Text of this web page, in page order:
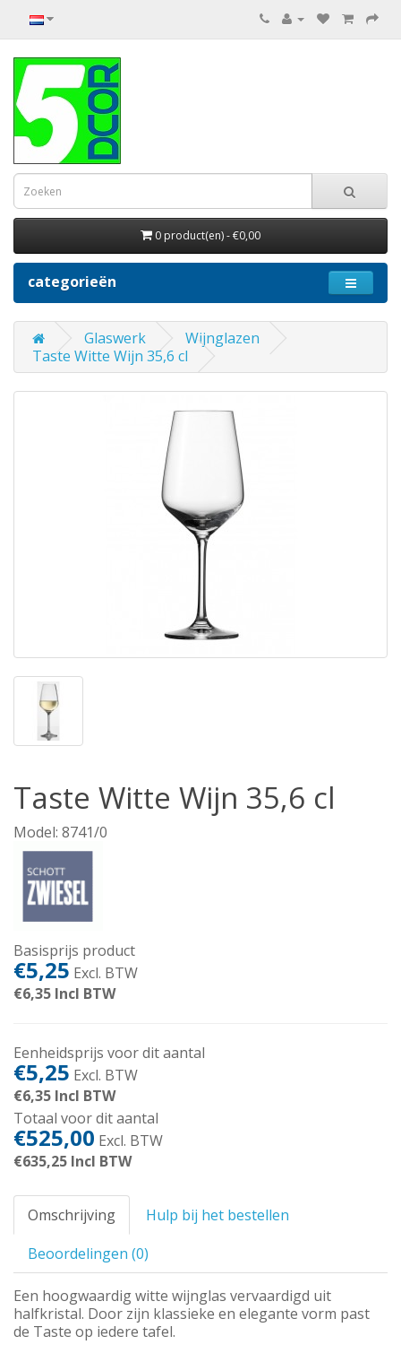
0 product(en) - €0,00
categorieën
Glaswerk
Wijnglazen
Taste Witte Wijn 35,6 cl
Taste Witte Wijn 35,6 cl
Model: 8741/0
Basisprijs product
€5,25 Excl. BTW
€6,35 Incl BTW
Eenheidsprijs voor dit aantal
€5,25 Excl. BTW
€6,35 Incl BTW
Totaal voor dit aantal
€525,00 Excl. BTW
€635,25 Incl BTW
Omschrijving
Hulp bij het bestellen
Beoordelingen (0)
Een hoogwaardig witte wijnglas vervaardigd uit
halfkristal. Door zijn klassieke en elegante vorm past
de Taste op iedere tafel.